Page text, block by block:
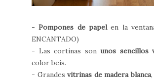
-Pompones de papelen la
ENCANTADO)
- Las cortinas son unos sencillos
color beis.
- Grandesvitrinas de madera blanca